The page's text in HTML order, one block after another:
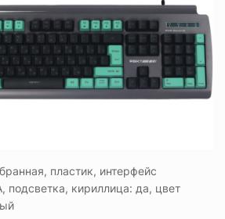
пластик, интерфейс
подсветка, кириллица: да, цвет